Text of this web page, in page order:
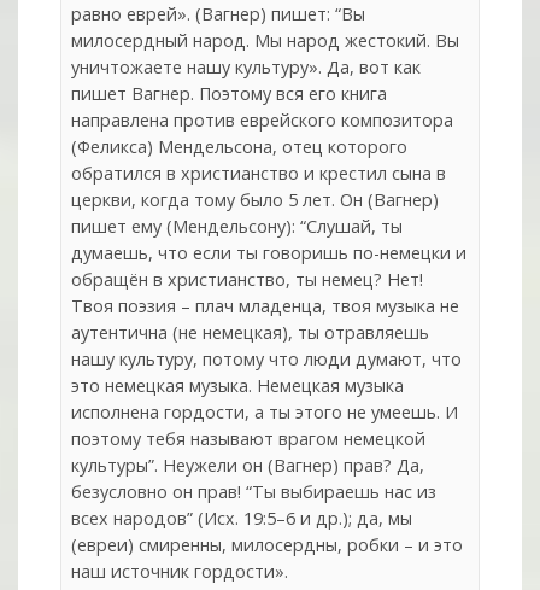
равно еврей». (Вагнер) пишет: “Вы
милосердный народ. Мы народ жестокий. Вы
уничтожаете нашу культуру». Да, вот как
пишет Вагнер. Поэтому вся его книга
направлена против еврейского композитора
(Феликса) Мендельсона, отец которого
обратился в христианство и крестил сына в
церкви, когда тому было 5 лет. Он (Вагнер)
пишет ему (Мендельсону): “Слушай, ты
думаешь, что если ты говоришь по-немецки и
обращён в христианство, ты немец? Нет!
Твоя поэзия – плач младенца, твоя музыка не
аутентична (не немецкая), ты отравляешь
нашу культуру, потому что люди думают, что
это немецкая музыка. Немецкая музыка
исполнена гордости, а ты этого не умеешь. И
поэтому тебя называют врагом немецкой
культуры”. Неужели он (Вагнер) прав? Да,
безусловно он прав! “Ты выбираешь нас из
всех народов” (Исх. 19:5–6 и др.); да, мы
(евреи) смиренны, милосердны, робки – и это
наш источник гордости».